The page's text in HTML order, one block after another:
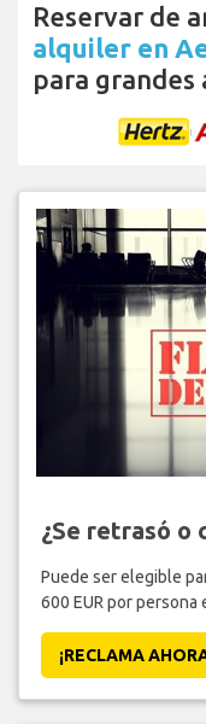
Reservar de
alquiler en
para grandes
¿Se retrasó o
Puede ser elegible
600 EUR por persona
¡RECLAMA